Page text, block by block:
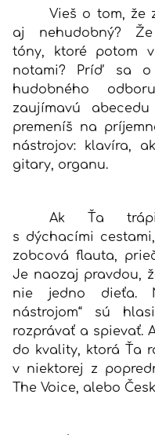
Vieš o tom, že
aj nehudobný?
tóny, ktoré potom
notami? Príď sa
hudobného
zaujímavú
premeníš na
nástrojov: klavíra,
gitary, organu.
Ak Ťa
s dýchacími
zobcová flauta,
Je naozaj pravdou,
nie jedno dieťa.
nástrojom“ sú
rozprávať a spievať.
do kvality, ktorá Ťa
v niektorej z
The Voice, alebo